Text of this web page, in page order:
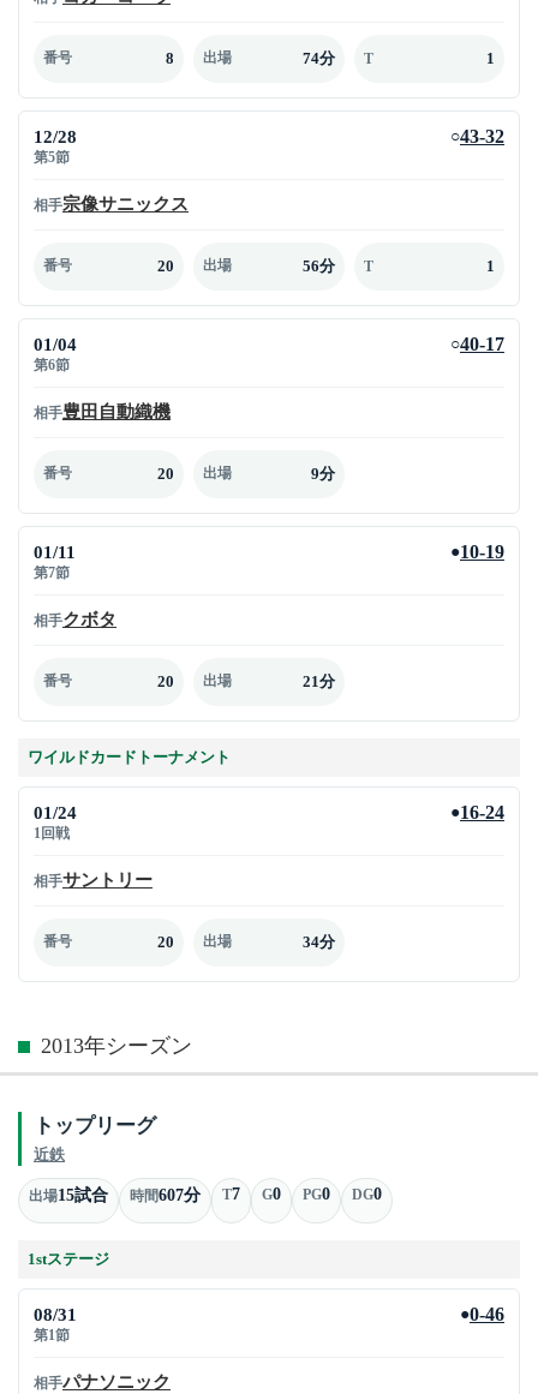
番号 8 出場 74分 T 1
12/28
第5節
○43-32
相手宗像サニックス
番号 20 出場 56分 T 1
01/04
第6節
○40-17
相手豊田自動織機
番号 20 出場 9分
01/11
第7節
●10-19
相手クボタ
番号 20 出場 21分
ワイルドカードトーナメント
01/24
1回戦
●16-24
相手サントリー
番号 20 出場 34分
2013年シーズン
トップリーグ
近鉄
出場15試合 時間607分 T7 G0 PG0 DG0
1stステージ
08/31
第1節
●0-46
相手パナソニック